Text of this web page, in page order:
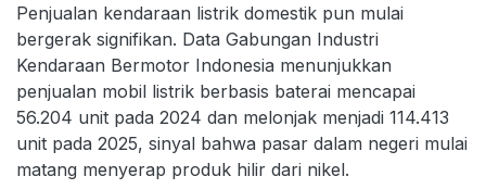
Penjualan kendaraan listrik domestik pun mulai
bergerak signifikan. Data Gabungan Industri
Kendaraan Bermotor Indonesia menunjukkan
penjualan mobil listrik berbasis baterai mencapai
56.204 unit pada 2024 dan melonjak menjadi 114.413
unit pada 2025, sinyal bahwa pasar dalam negeri mulai
matang menyerap produk hilir dari nikel.